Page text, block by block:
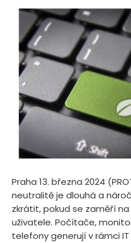
Praha 13. března 2024
neutralitě je dlouhá a
zkrátit, pokud se zaměří
uživatele. Počítače,
telefony generují v rámci